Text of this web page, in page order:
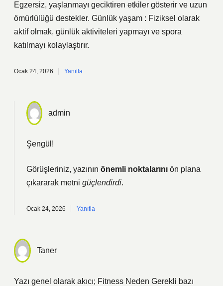
Egzersiz, yaşlanmayı geciktiren etkiler gösterir ve uzun
ömürlülüğü destekler. Günlük yaşam : Fiziksel olarak
aktif olmak, günlük aktiviteleri yapmayı ve spora
katılmayı kolaylaştırır.
Ocak 24, 2026 Yanıtla
Şengül!
Görüşleriniz, yazının önemli noktalarını ön plana
çıkararak metni güçlendirdi.
Ocak 24, 2026 Yanıtla
Yazı genel olarak akıcı; Fitness Neden Gerekli bazı